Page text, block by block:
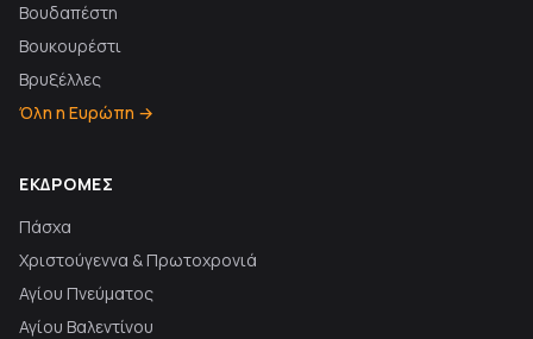
Βουδαπέστη
Βουκουρέστι
Βρυξέλλες
Όλη η Ευρώπη →
ΕΚΔΡΟΜΈΣ
Πάσχα
Χριστούγεννα & Πρωτοχρονιά
Αγίου Πνεύματος
Αγίου Βαλεντίνου